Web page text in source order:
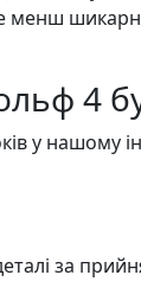
менш
4
у нашому
за